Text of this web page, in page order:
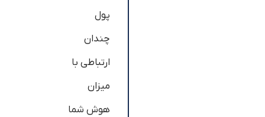
پول
چندان
ارتباطی با
میزان
هوش شما